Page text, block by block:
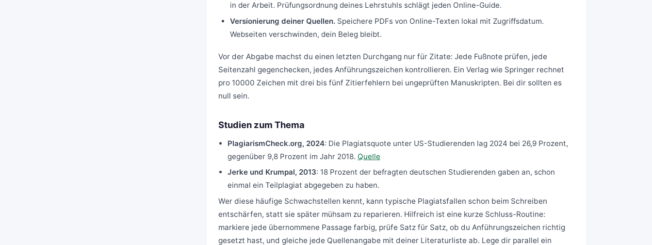
in der Arbeit. Prüfungsordnung deines Lehrstuhls schlägt jeden Online-Guide.
Versionierung deiner Quellen.Speichere PDFs von Online-Texten lokal mit Zugriffsdatum.
Webseiten verschwinden, dein Beleg bleibt.
Vor der Abgabe machst du einen letzten Durchgang nur für Zitate: Jede Fußnote prüfen, jede
Seitenzahl gegenchecken, jedes Anführungszeichen kontrollieren. Ein Verlag wie Springer rechnet
pro 10000 Zeichen mit drei bis fünf Zitierfehlern bei ungeprüften Manuskripten. Bei dir sollten es
null sein.
Studien zum Thema
PlagiarismCheck.org, 2024: Die Plagiatsquote unter US-Studierenden lag 2024 bei 26,9 Prozent,
gegenüber 9,8 Prozent im Jahr 2018. Quelle
Jerke und Krumpal, 2013: 18 Prozent der befragten deutschen Studierenden gaben an, schon
einmal ein Teilplagiat abgegeben zu haben.
Wer diese häufige Schwachstellen kennt, kann typische Plagiatsfallen schon beim Schreiben
entschärfen, statt sie später mühsam zu reparieren. Hilfreich ist eine kurze Schluss-Routine:
markiere jede übernommene Passage farbig, prüfe Satz für Satz, ob du Anführungszeichen richtig
gesetzt hast, und gleiche jede Quellenangabe mit deiner Literaturliste ab. Lege dir parallel ein